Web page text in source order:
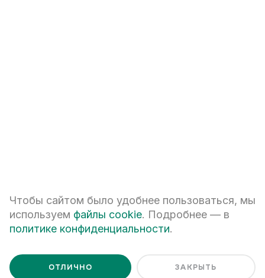
Я ознакомлен с
Политикой обработки персональных данных
Чтобы сайтом было удобнее пользоваться, мы
используем файлы cookie. Подробнее — в
политике конфиденциальности.
ОТЛИЧНО ЗАКРЫТЬ